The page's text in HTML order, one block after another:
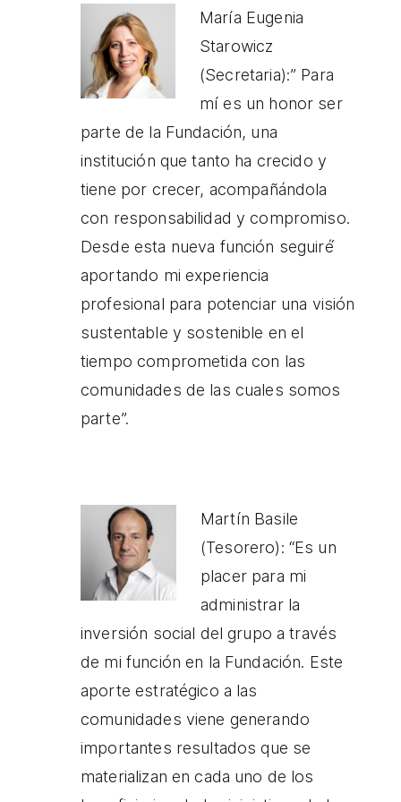
María Eugenia
Starowicz
(Secretaria):” Para
mí es un honor ser
parte de la Fundación, una
institución que tanto ha crecido y
tiene por crecer, acompañándola
con responsabilidad y compromiso.
Desde esta nueva función seguiré́
aportando mi experiencia
profesional para potenciar una visión
sustentable y sostenible en el
tiempo comprometida con las
comunidades de las cuales somos
parte”.
Martín Basile
(Tesorero): “Es un
placer para mi
administrar la
inversión social del grupo a través
de mi función en la Fundación. Este
aporte estratégico a las
comunidades viene generando
importantes resultados que se
materializan en cada uno de los